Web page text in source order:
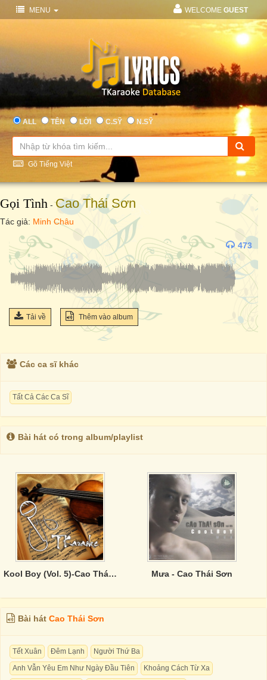
MENU WELCOME GUEST
ALL TÊN LỜI C.SỸ N.SỸ
Gõ Tiếng Việt
Gọi Tình -Cao Thái Sơn
Tác giả: Minh Châu
473
Tải về Thêm vào album
Các ca sĩ khác
Tất Cả Các Ca Sĩ
Bài hát có trong album/playlist
Kool Boy (Vol. 5)-Cao Thái Sơn Mưa - Cao Thái Sơn
Bài hát Cao Thái Sơn
Tết Xuân Đêm Lạnh
Người Thứ Ba
Anh Vẫn Yêu Em Như Ngày Đầu Tiên
Khoảng Cách Từ Xa